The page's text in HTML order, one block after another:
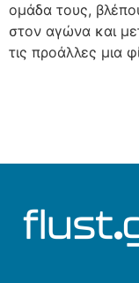
ομάδα τους,
στον αγώνα και
τις προάλλες μια